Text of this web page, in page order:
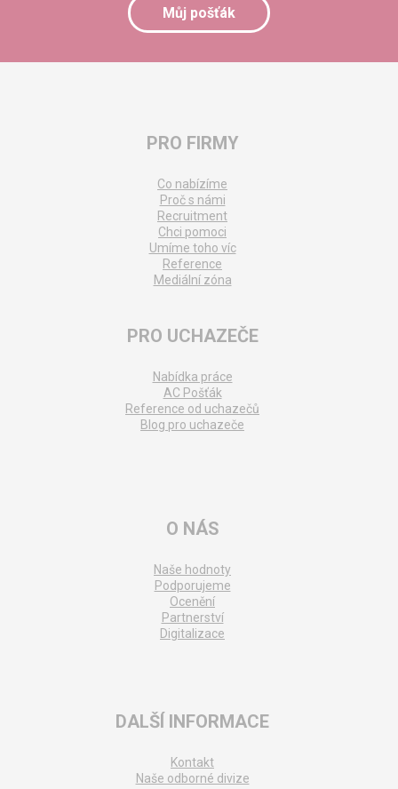
Můj pošťák
PRO FIRMY
Co nabízíme
Proč s námi
Recruitment
Chci pomoci
Umíme toho víc
Reference
Mediální zóna
PRO UCHAZEČE
Nabídka práce
AC Pošťák
Reference od uchazečů
Blog pro uchazeče
O NÁS
Naše hodnoty
Podporujeme
Ocenění
Partnerství
Digitalizace
DALŠÍ INFORMACE
Kontakt
Naše odborné divize